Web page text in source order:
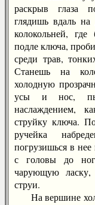
раскрыв глаза
глядишь вдаль на
колокольней,
подле ключа,
среди трав,
Станешь на
холодную
усы и нос,
наслаждением,
струйку ключа.
ручейка
погрузишься в
с головы до
чарующую
струи.
На вершине